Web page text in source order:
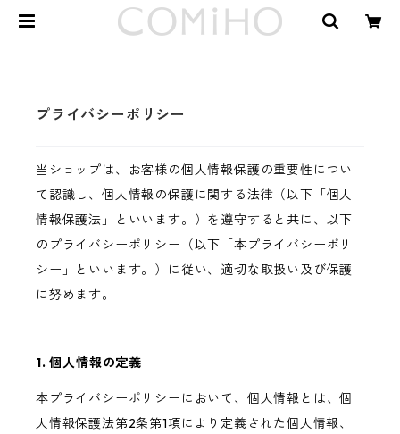
プライバシーポリシー
当ショップは、お客様の個人情報保護の重要性につい
て認識し、個人情報の保護に関する法律（以下「個人
情報保護法」といいます。）を遵守すると共に、以下
のプライバシーポリシー（以下「本プライバシーポリ
シー」といいます。）に従い、適切な取扱い及び保護
に努めます。
1. 個人情報の定義
本プライバシーポリシーにおいて、個人情報とは、個
人情報保護法第2条第1項により定義された個人情報、